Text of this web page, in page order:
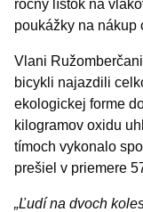
ročný lístok na
poukážky na nákup
Vlani
bicykli najazdili
ekologickej forme
kilogramov oxidu
tímoch vykonalo
prešiel v priemere
„Ľudí na dvoch